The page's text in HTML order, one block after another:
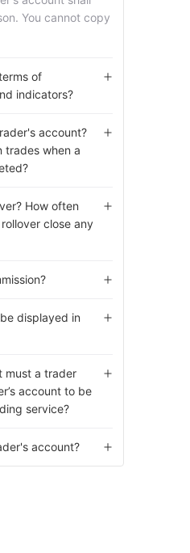
You cannot copy
of
indicators?
account?
trades when a
How often
close any
displayed in
must a trader
account to be
service?
account?